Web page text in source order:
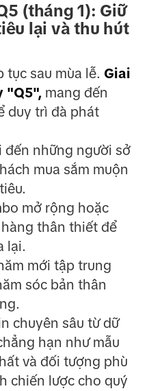
(tháng 1): Giữ
lại và thu hút
tục sau mùa lễ. Giai
"Q5",mang đến
duy trì đà phát
đến những người sở
mua sắm muộn
mở rộng hoặc
thân thiết để
lại.
mới tập trung
sóc bản thân
chuyên sâu từ dữ
hạn như mẫu
và đối tượng phù
chiến lược cho quý